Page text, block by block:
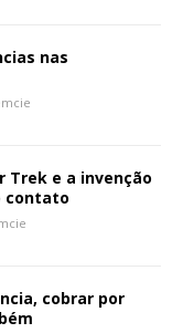
nas
Trek e a invenção
contato
cobrar por